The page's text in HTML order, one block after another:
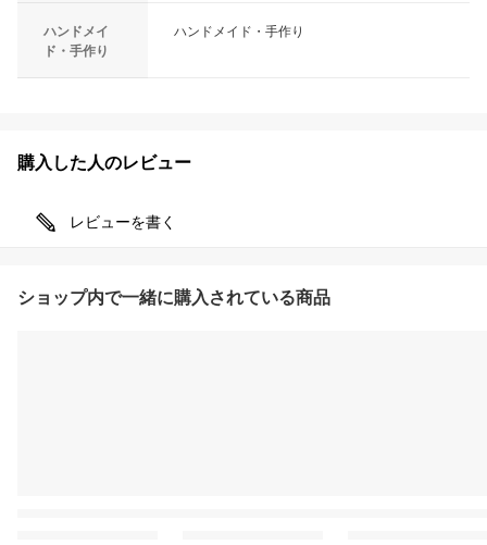
ハンドメイ
ド・手作り
ハンドメイド・手作り
購入した人のレビュー
レビューを書く
ショップ内で一緒に購入されている商品